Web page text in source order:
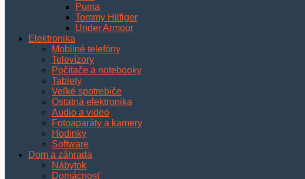
Puma
Tommy Hilfiger
Under Armour
Elektronika
Mobilné telefóny
Televízory
Počítače a notebooky
Tablety
Veľké spotrebiče
Ostatná elektronika
Audio a video
Fotoaparáty a kamery
Hodinky
Software
Dom a záhrada
Nábytok
Domácnosť